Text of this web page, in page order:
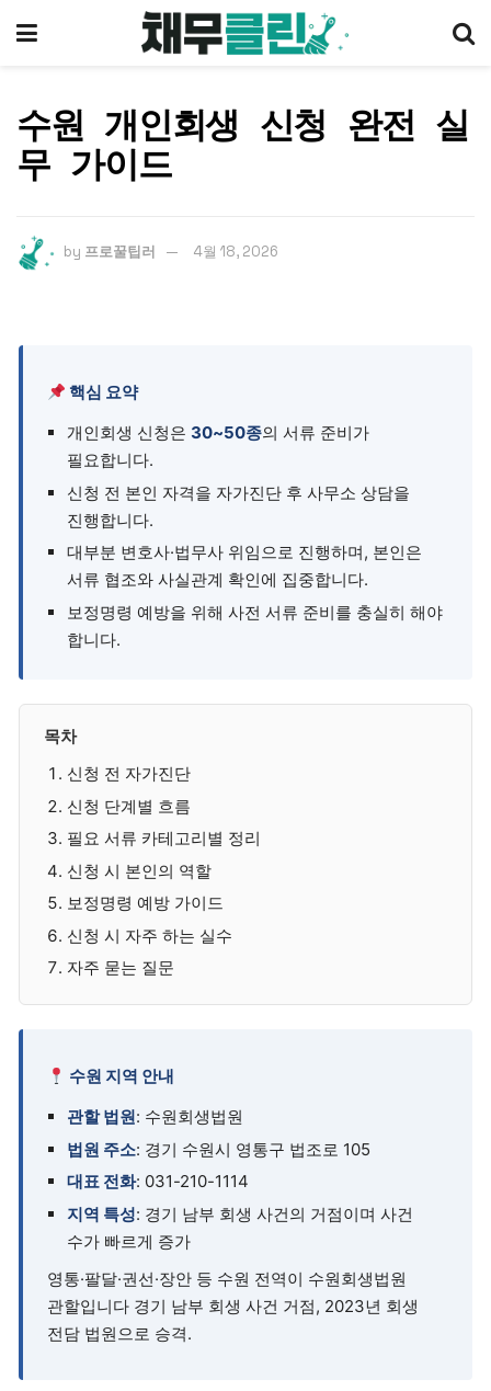
수원 개인회생 신청 완전 실
무 가이드
by 프로꿀팁러 4월 18, 2026
핵심 요약
개인회생 신청은 30~50종의 서류 준비가
필요합니다.
신청 전 본인 자격을 자가진단 후 사무소 상담을
진행합니다.
대부분 변호사·법무사 위임으로 진행하며, 본인은
서류 협조와 사실관계 확인에 집중합니다.
보정명령 예방을 위해 사전 서류 준비를 충실히 해야
합니다.
목차
신청 전 자가진단
신청 단계별 흐름
필요 서류 카테고리별 정리
신청 시 본인의 역할
보정명령 예방 가이드
신청 시 자주 하는 실수
자주 묻는 질문
수원 지역 안내
관할 법원: 수원회생법원
법원 주소: 경기 수원시 영통구 법조로 105
대표 전화: 031-210-1114
지역 특성: 경기 남부 회생 사건의 거점이며 사건
수가 빠르게 증가
영통·팔달·권선·장안 등 수원 전역이 수원회생법원
관할입니다 경기 남부 회생 사건 거점, 2023년 회생
전담 법원으로 승격.